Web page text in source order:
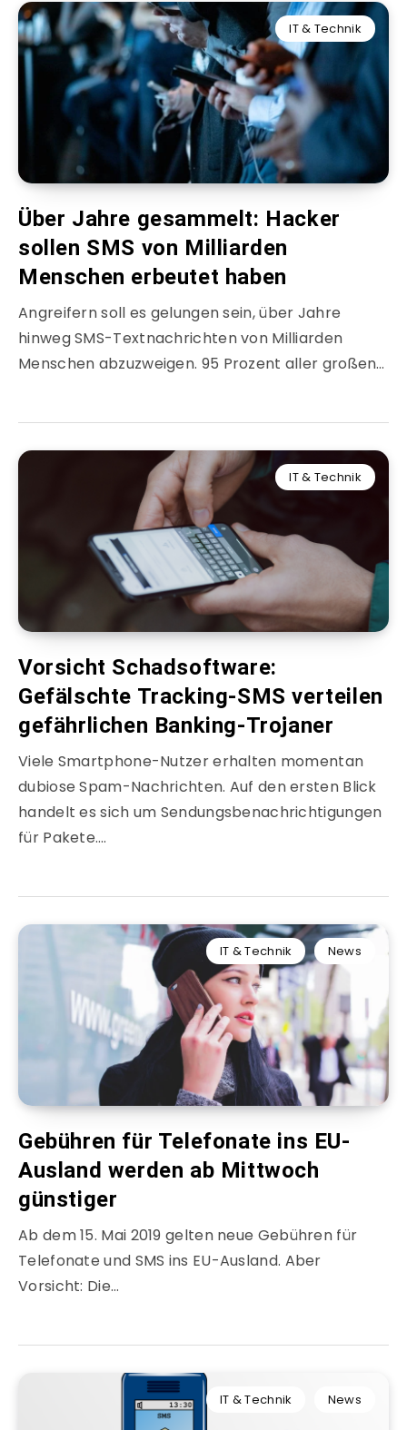
IT & Technik
Über Jahre gesammelt: Hacker
sollen SMS von Milliarden
Menschen erbeutet haben
Angreifern soll es gelungen sein, über Jahre
hinweg SMS-Textnachrichten von Milliarden
Menschen abzuzweigen. 95 Prozent aller großen…
IT & Technik
Vorsicht Schadsoftware:
Gefälschte Tracking-SMS verteilen
gefährlichen Banking-Trojaner
Viele Smartphone-Nutzer erhalten momentan
dubiose Spam-Nachrichten. Auf den ersten Blick
handelt es sich um Sendungsbenachrichtigungen
für Pakete….
IT & Technik News
Gebühren für Telefonate ins EU-
Ausland werden ab Mittwoch
günstiger
Ab dem 15. Mai 2019 gelten neue Gebühren für
Telefonate und SMS ins EU-Ausland. Aber
Vorsicht: Die…
IT & Technik News